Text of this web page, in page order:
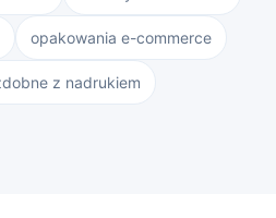
opakowania e-commerce
z nadrukiem